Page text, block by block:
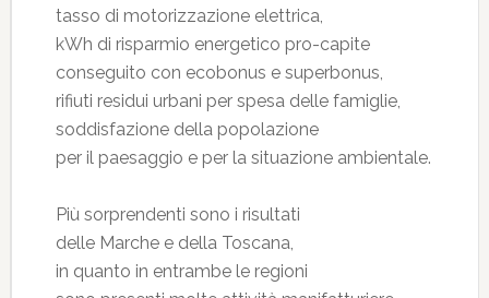
tasso di motorizzazione elettrica,
kWh di risparmio energetico pro-capite
conseguito con ecobonus e superbonus,
rifiuti residui urbani per spesa delle famiglie,
soddisfazione della popolazione
per il paesaggio e per la situazione ambientale.
Più sorprendenti sono i risultati
delle Marche e della Toscana,
in quanto in entrambe le regioni